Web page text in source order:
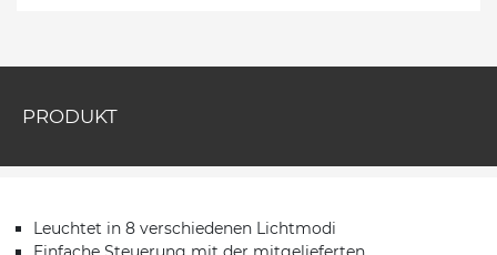
PRODUKT
Leuchtet in 8 verschiedenen Lichtmodi